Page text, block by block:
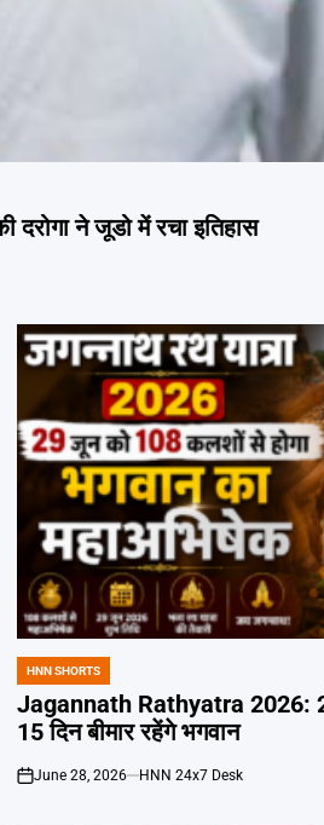
ने जूडो में रचा इतिहास
POSTED
IN
HNN SHORTS
Jagannath Rathyatra 2026:
15 दिन बीमार रहेंगे भगवान
on
June 28, 2026 HNN 24x7 Desk